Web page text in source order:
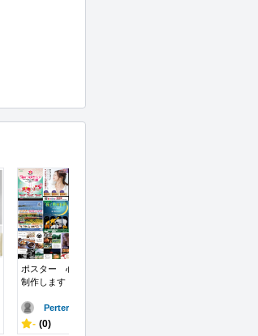
ポスター 心を込めて
制作します
Perter
- (0)